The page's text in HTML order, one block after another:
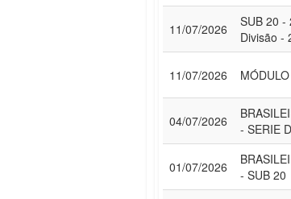
11/07/2026
SUB 20 -
Divisão -
11/07/2026
04/07/2026
- SERIE D
01/07/2026
- SUB 20